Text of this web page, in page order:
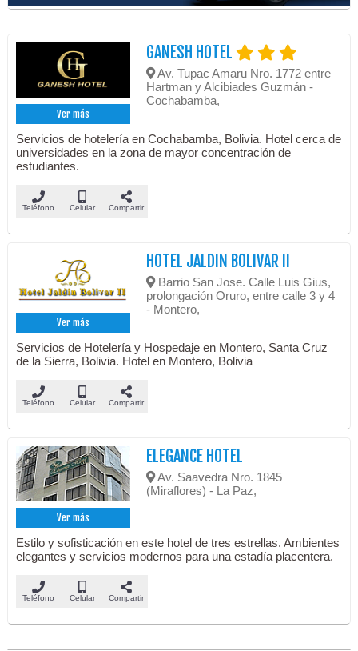
Ver más
GANESH HOTEL
Av. Tupac Amaru Nro. 1772 entre
Hartman y Alcibiades Guzmán -
Cochabamba,
Servicios de hotelería en Cochabamba, Bolivia. Hotel cerca de
universidades en la zona de mayor concentración de
estudiantes.
Teléfono Celular Compartir
Ver más
HOTEL JALDIN BOLIVAR II
Barrio San Jose. Calle Luis Gius,
prolongación Oruro, entre calle 3 y 4
- Montero,
Servicios de Hotelería y Hospedaje en Montero, Santa Cruz
de la Sierra, Bolivia. Hotel en Montero, Bolivia
Teléfono Celular Compartir
Ver más
ELEGANCE HOTEL
Av. Saavedra Nro. 1845
(Miraflores) - La Paz,
Estilo y sofisticación en este hotel de tres estrellas. Ambientes
elegantes y servicios modernos para una estadía placentera.
Teléfono Celular Compartir